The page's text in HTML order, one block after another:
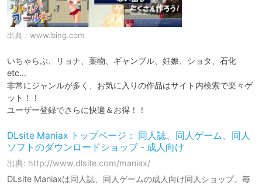
出典： www.bing.com
いちゃらぶ、リョナ、薬物、ギャンブル、妊娠、ショタ、石化
etc…
非常にジャンルが多く、お気に入りの作品はサイト内検索で楽々ゲ
ット！！
ユーザー登録でさらに快適＆お得！！
DLsite Maniax トップページ： 同人誌、同人ゲーム、同人
ソフトのダウンロードショップ - 成人向け
出典: http://www.dlsite.com/maniax/
DLsite Maniaxは同人誌、同人ゲームの成人向け同人ショップ。毎